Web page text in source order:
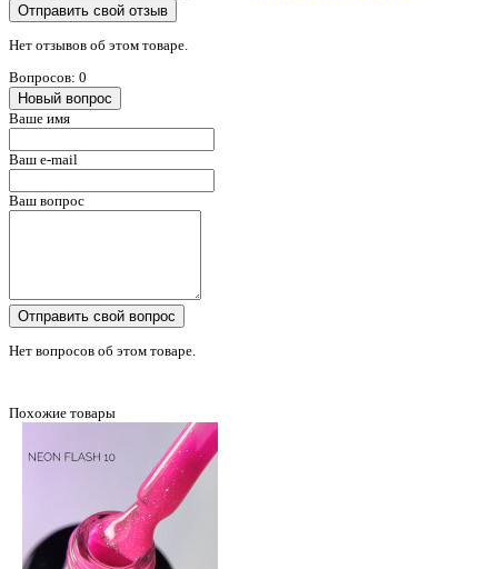
Отправить свой отзыв
Нет отзывов об этом товаре.
Вопросов: 0
Новый вопрос
Ваше имя
Ваш e-mail
Ваш вопрос
Отправить свой вопрос
Нет вопросов об этом товаре.
Похожие товары